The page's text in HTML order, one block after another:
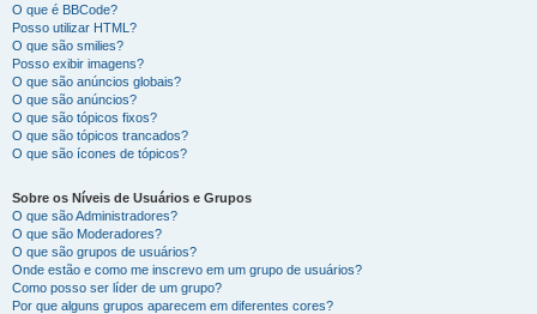
O que é BBCode?
Posso utilizar HTML?
O que são smilies?
Posso exibir imagens?
O que são anúncios globais?
O que são anúncios?
O que são tópicos fixos?
O que são tópicos trancados?
O que são ícones de tópicos?
Sobre os Níveis de Usuários e Grupos
O que são Administradores?
O que são Moderadores?
O que são grupos de usuários?
Onde estão e como me inscrevo em um grupo de usuários?
Como posso ser líder de um grupo?
Por que alguns grupos aparecem em diferentes cores?